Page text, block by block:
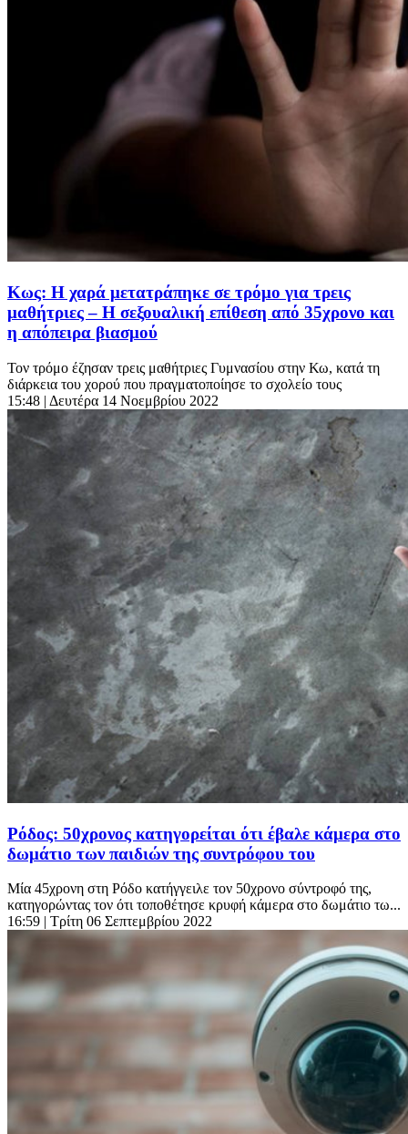
Κως: Η χαρά μετατράπηκε σε τρόμο για τρεις
μαθήτριες – Η σεξουαλική επίθεση από 35χρονο και
η απόπειρα βιασμού
Τον τρόμο έζησαν τρεις μαθήτριες Γυμνασίου στην Κω, κατά τη
διάρκεια του χορού που πραγματοποίησε το σχολείο τους
15:48 | Δευτέρα 14 Νοεμβρίου 2022
Ρόδος: 50χρονος κατηγορείται ότι έβαλε κάμερα στο
δωμάτιο των παιδιών της συντρόφου του
Μία 45χρονη στη Ρόδο κατήγγειλε τον 50χρονο σύντροφό της,
κατηγορώντας τον ότι τοποθέτησε κρυφή κάμερα στο δωμάτιο τω...
16:59 | Τρίτη 06 Σεπτεμβρίου 2022